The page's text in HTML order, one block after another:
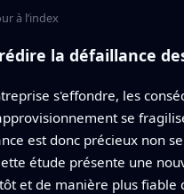
à l’index
la défaillance
s'effondre, les
se
est donc précieux non
étude présente une
et de manière plus fiable